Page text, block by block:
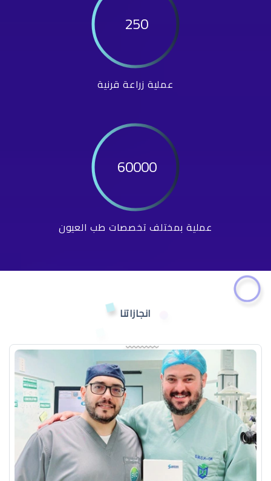
250
عملية زراعة قرنية
60000
عملية بمختلف تخصصات طب العيون
انجازاتنا